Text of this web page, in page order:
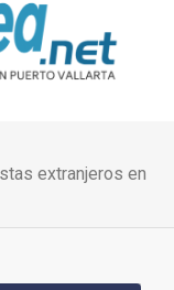
extranjeros en